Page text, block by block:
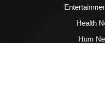
Health
Hum